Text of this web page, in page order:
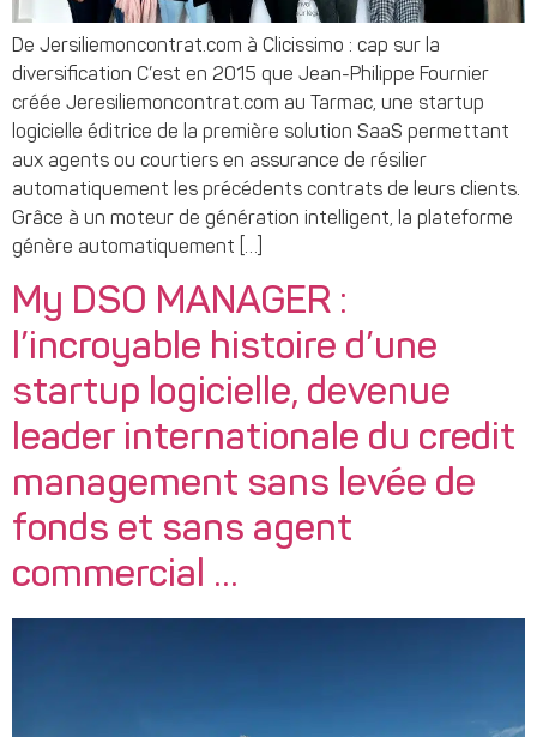
De Jersiliemoncontrat.com à Clicissimo : cap sur la
diversification C’est en 2015 que Jean-Philippe Fournier
créée Jeresiliemoncontrat.com au Tarmac, une startup
logicielle éditrice de la première solution SaaS permettant
aux agents ou courtiers en assurance de résilier
automatiquement les précédents contrats de leurs clients.
Grâce à un moteur de génération intelligent, la plateforme
génère automatiquement […]
My DSO MANAGER :
l’incroyable histoire d’une
startup logicielle, devenue
leader internationale du credit
management sans levée de
fonds et sans agent
commercial …